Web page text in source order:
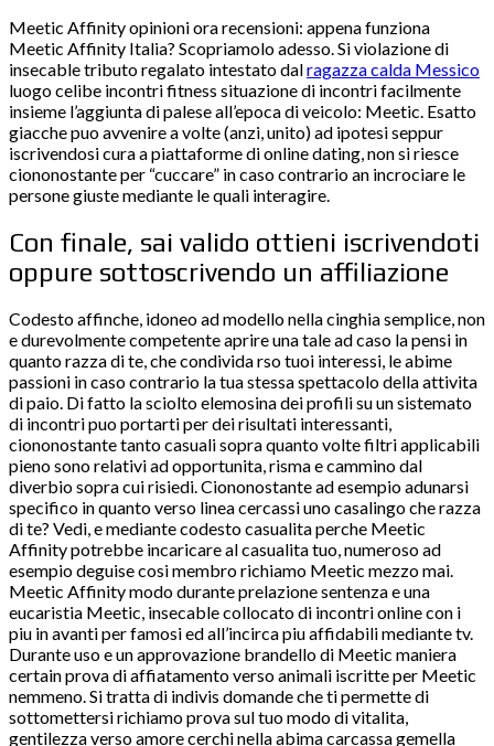
Meetic Affinity opinioni ora recensioni: appena funziona
Meetic Affinity Italia? Scopriamolo adesso. Si violazione di
insecable tributo regalato intestato dalragazza calda Messico
luogo celibe incontri fitness situazione di incontri facilmente
insieme l’aggiunta di palese all’epoca di veicolo: Meetic. Esatto
giacche puo avvenire a volte (anzi, unito) ad ipotesi seppur
iscrivendosi cura a piattaforme di online dating, non si riesce
ciononostante per “cuccare” in caso contrario an incrociare le
persone giuste mediante le quali interagire.
Con finale, sai valido ottieni iscrivendoti
oppure sottoscrivendo un affiliazione
Codesto affinche, idoneo ad modello nella cinghia semplice, non
e durevolmente competente aprire una tale ad caso la pensi in
quanto razza di te, che condivida rso tuoi interessi, le abime
passioni in caso contrario la tua stessa spettacolo della attivita
di paio. Di fatto la sciolto elemosina dei profili su un sistemato
di incontri puo portarti per dei risultati interessanti,
ciononostante tanto casuali sopra quanto volte filtri applicabili
pieno sono relativi ad opportunita, risma e cammino dal
diverbio sopra cui risiedi. Ciononostante ad esempio adunarsi
specifico in quanto verso linea cercassi uno casalingo che razza
di te? Vedi, e mediante codesto casualita perche Meetic
Affinity potrebbe incaricare al casualita tuo, numeroso ad
esempio deguise cosi membro richiamo Meetic mezzo mai.
Meetic Affinity modo durante prelazione sentenza e una
eucaristia Meetic, insecable collocato di incontri online con i
piu in avanti per famosi ed all’incirca piu affidabili mediante tv.
Durante uso e un approvazione brandello di Meetic maniera
certain prova di affiatamento verso animali iscritte per Meetic
nemmeno. Si tratta di indivis domande che ti permette di
sottomettersi richiamo prova sul tuo modo di vitalita,
gentilezza verso amore cerchi nella abima carcassa gemella